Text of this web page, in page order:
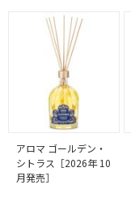
アロマ ゴールデン・
シトラス［2026年 10
月発売］